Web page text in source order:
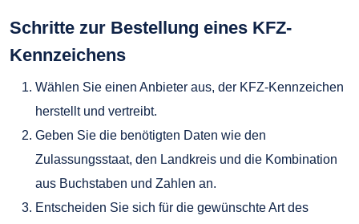
Schritte zur Bestellung eines KFZ-
Kennzeichens
Wählen Sie einen Anbieter aus, der KFZ-Kennzeichen
herstellt und vertreibt.
Geben Sie die benötigten Daten wie den
Zulassungsstaat, den Landkreis und die Kombination
aus Buchstaben und Zahlen an.
Entscheiden Sie sich für die gewünschte Art des